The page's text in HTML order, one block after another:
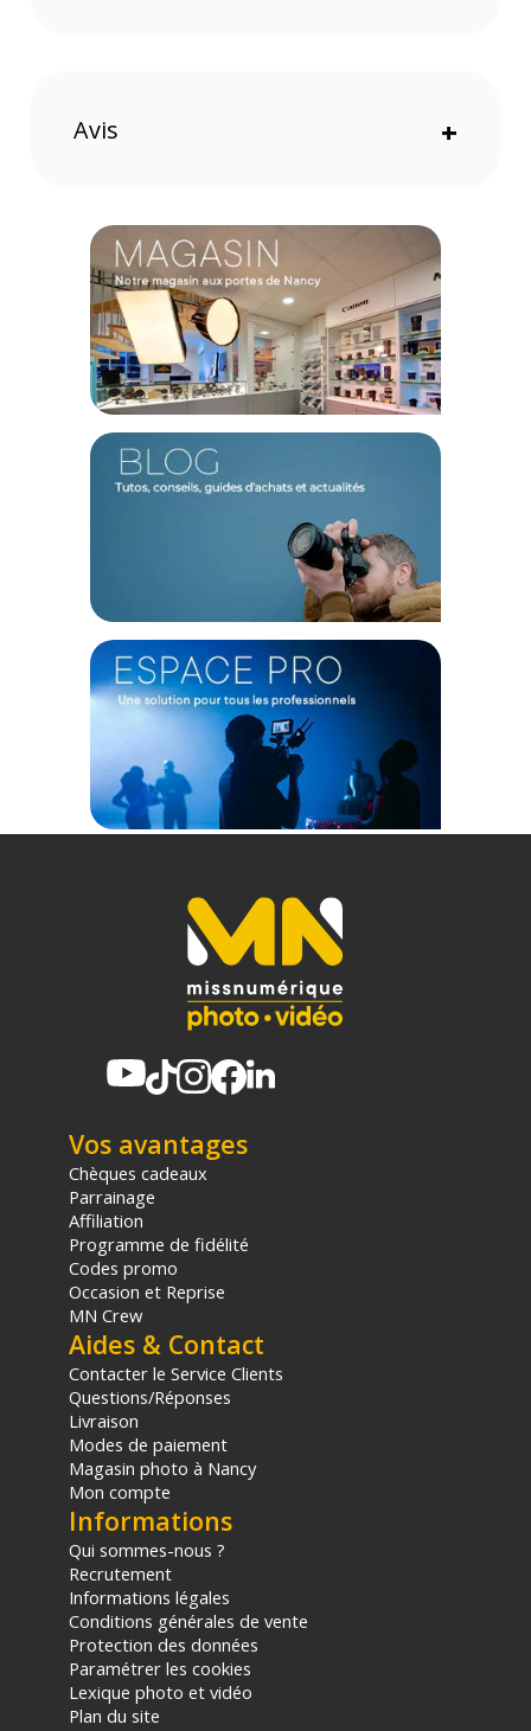
Clamp pour caméras Sony, Canon, Panasonic
LANC ou Control-L est un protocole série créé par Sony afin
de piloter du matériel vidéo tel que Caméscope, caméra,
magnétoscope ou table de montage.
Une télécommande de grande praticité
La télécommande Manfrotto RC clamp permet le pilotage du
zoom de votre caméra ou de votre caméscope. Elle dispose
d’une sélection de la vitesse du zoom, d’une LED indicative de
la fonction enregistrement et zoom.
Cette télécommande peut être facilement connectée à la
caméra ou au caméscope avec son câble spiralé de 140 cm.
La fonction serrage vous permet de monter facilement la
Modèle : Télécommande Manfrotto RC Clamp LANC pour
caméras Sony, Canon, Panasonic
Diamètre 23 mm, pour pince (tube rond)
Gamme de pinces : 12 mm minimum (tube rond)
Couleur : noir
Température de travail max : 60°C
Température de travail min : -10°C
Longueur de câble : 140 cm lorsqu’il est détendu
Poids : 90 g
Sony, Canon, Panasonic
Offre valable jusqu'au 07-08-2026 inclus.
Code EAN Manfrotto Télécommande RC Clamp LANC | pour
camera Sony, Canon, Panasonic :8024221600797
(1) Offre valable jusqu'au 31 Décembre 2030 à partir de 49 euros
sur les produits de moins de 1m et moins de 20Kg.
(2) Sous réserve d'éligibilité.
(3) Nombre de points Fidélité estimés, hors remises au panier, basé
sur le prix TTC en €, les points seront effectivement calculés dans le
panier.
Avis +
Vos avantages
Chèques cadeaux
Parrainage
Affiliation
Programme de fidélité
Codes promo
Occasion et Reprise
MN Crew
Aides & Contact
Contacter le Service Clients
Questions/Réponses
Livraison
Modes de paiement
Magasin photo à Nancy
Mon compte
Informations
Qui sommes-nous ?
Recrutement
Informations légales
Conditions générales de vente
Protection des données
Paramétrer les cookies
Lexique photo et vidéo
Plan du site